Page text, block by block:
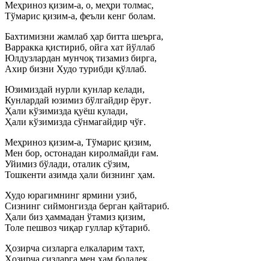
Меҳриноз қизим-а, о, меҳри толмас,
Тўмарис қизим-а, феъли кенг болам.
Бахтимизни жамлаб ҳар битта шеърга,
Варракка қистириб, ойга хат йўллаб
Юлдузлардан мунчоқ тизамиз бирга,
Ахир бизни Худо турибди қўллаб.
Юзимиздай нурли кунлар келади,
Кунлардай юзимиз бўлгайдир ёруғ.
Ҳали кўзимизда қуёш кулади,
Ҳали кўзимизда сўнмагайдир чўғ.
Меҳриноз қизим-а, Тўмарис қизим,
Мен бор, остонадан киролмайди ғам.
Уйимиз бўлади, оталик сўзим,
Тошкенти азимда ҳали бизнинг ҳам.
Худо юрагимнинг ярмини узиб,
Сизнинг сиймонгизда берган қайтариб.
Ҳали биз ҳаммадан ўтамиз қизим,
Толе пешвоз чиқар гуллар кўтариб.
Ҳозирча сизларга елкаларим тахт,
Ҳозирча сизларга мен ҳам боладек.